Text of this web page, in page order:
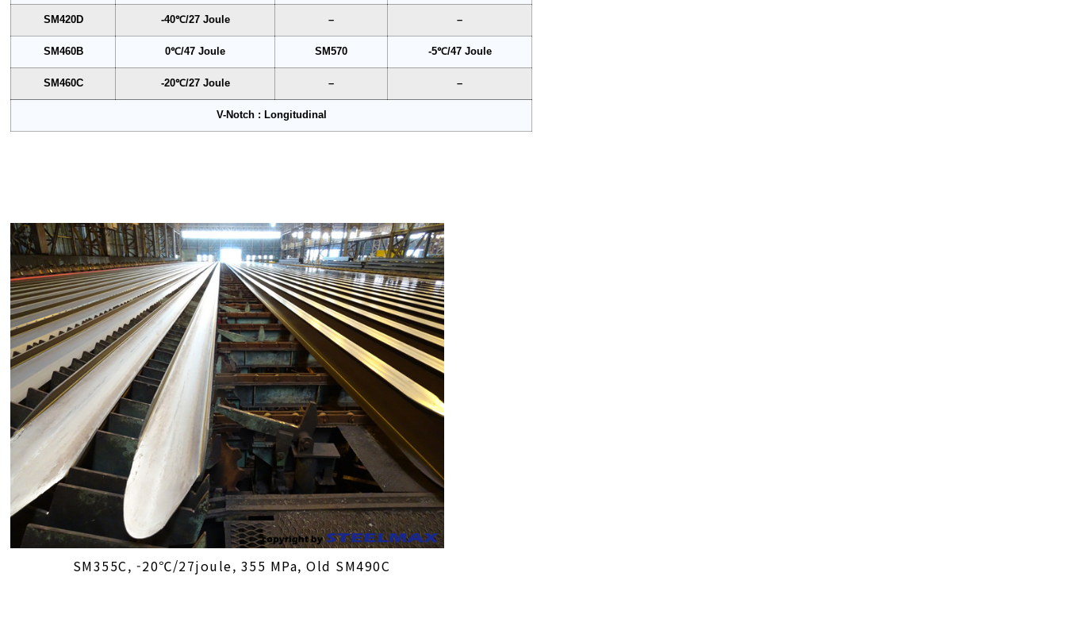
SM420D -40℃/27 Joule – –
SM460B 0℃/47 Joule SM570 -5℃/47 Joule
SM460C -20℃/27 Joule – –
V-Notch : Longitudinal
SM355C, -20℃/27joule, 355 MPa, Old SM490C